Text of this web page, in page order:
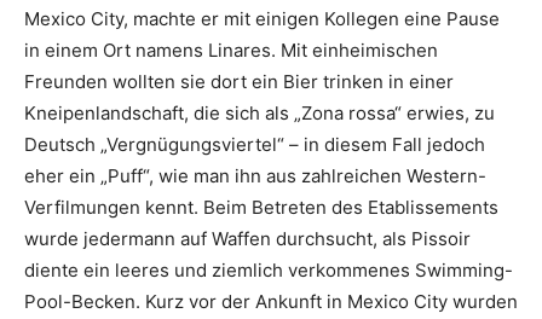
Mexico City, machte er mit einigen Kollegen eine Pause
in einem Ort namens Linares. Mit einheimischen
Freunden wollten sie dort ein Bier trinken in einer
Kneipenlandschaft, die sich als „Zona rossa“ erwies, zu
Deutsch „Vergnügungsviertel“ – in diesem Fall jedoch
eher ein „Puff“, wie man ihn aus zahlreichen Western-
Verfilmungen kennt. Beim Betreten des Etablissements
wurde jedermann auf Waffen durchsucht, als Pissoir
diente ein leeres und ziemlich verkommenes Swimming-
Pool-Becken. Kurz vor der Ankunft in Mexico City wurden